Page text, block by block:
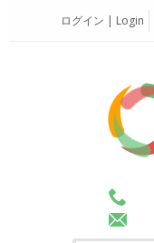
ログイン | Login